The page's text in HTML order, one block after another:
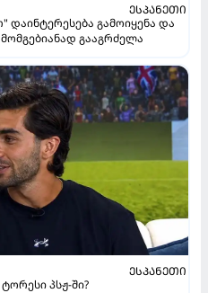
ᲔᲡᲞᲐᲜᲔᲗᲘ
დაინტერესება გამოიყენა და
გააგრძელა
ᲔᲡᲞᲐᲜᲔᲗᲘ
პსჟ-ში?